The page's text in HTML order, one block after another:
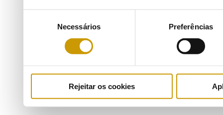
consentimento
Necessários Preferências
Rejeitar os cookies